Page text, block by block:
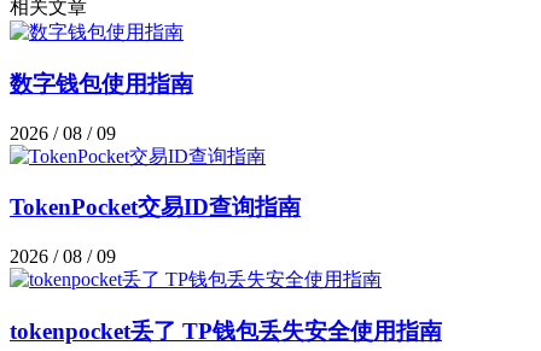
相关文章
数字钱包使用指南
2026 / 08 / 09
TokenPocket交易ID查询指南
2026 / 08 / 09
tokenpocket丢了 TP钱包丢失安全使用指南